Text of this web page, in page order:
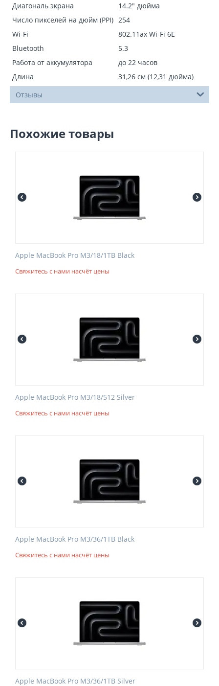
Диагональ экрана
14.2" дюйма
Число пикселей на дюйм (PPI) 254
Wi-Fi
802.11ax Wi-Fi 6E
Bluetooth
5.3
Работа от аккумулятора
до 22 часов
Длина
31,26 см (12,31 дюйма)
Отзывы
Похожие товары
Apple MacBook Pro M3/18/1TB Black
Свяжитесь с нами насчёт цены
Apple MacBook Pro M3/18/512 Silver
Свяжитесь с нами насчёт цены
Apple MacBook Pro M3/36/1TB Black
Свяжитесь с нами насчёт цены
Apple MacBook Pro M3/36/1TB Silver